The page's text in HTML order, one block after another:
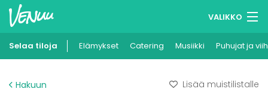
VALIKKO
Muistilistasi
Selaa tiloja Elämykset Catering Musiikki Puhujat ja
Hakuun Lisää muistilistalle